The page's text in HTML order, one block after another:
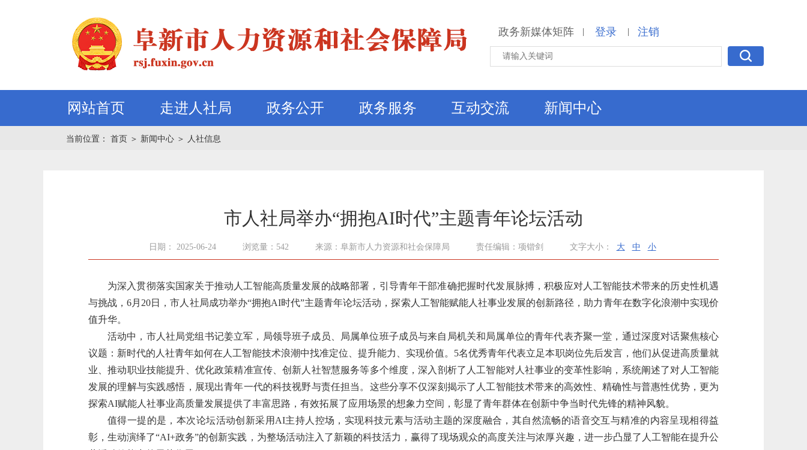
政务新媒体矩阵 | 登录 | 注销
网站首页 走进人社局 政务公开 政务服务 互动交流 新闻中心
当前位置： 首页 ＞ 新闻中心 ＞ 人社信息
市人社局举办“拥抱AI时代”主题青年论坛活动
日期： 2025-06-24 浏览量：542 来源：阜新市人力资源和社会保障局 责任编辑：项锴剑 文字大小： 大 中 小
为深入贯彻落实国家关于推动人工智能高质量发展的战略部署，引导青年干部准确把握时代发展脉搏，积极应对人工智能技术带来的历史性机遇
与挑战，6月20日，市人社局成功举办“拥抱AI时代”主题青年论坛活动，探索人工智能赋能人社事业发展的创新路径，助力青年在数字化浪潮中实现价
值升华。
活动中，市人社局党组书记姜立军，局领导班子成员、局属单位班子成员与来自局机关和局属单位的青年代表齐聚一堂，通过深度对话聚焦核心
议题：新时代的人社青年如何在人工智能技术浪潮中找准定位、提升能力、实现价值。5名优秀青年代表立足本职岗位先后发言，他们从促进高质量就
业、推动职业技能提升、优化政策精准宣传、创新人社智慧服务等多个维度，深入剖析了人工智能对人社事业的变革性影响，系统阐述了对人工智能
发展的理解与实践感悟，展现出青年一代的科技视野与责任担当。这些分享不仅深刻揭示了人工智能技术带来的高效性、精确性与普惠性优势，更为
探索AI赋能人社事业高质量发展提供了丰富思路，有效拓展了应用场景的想象力空间，彰显了青年群体在创新中争当时代先锋的精神风貌。
值得一提的是，本次论坛活动创新采用AI主持人控场，实现科技元素与活动主题的深度融合，其自然流畅的语音交互与精准的内容呈现相得益
彰，生动演绎了“AI+政务”的创新实践，为整场活动注入了新颖的科技活力，赢得了现场观众的高度关注与浓厚兴趣，进一步凸显了人工智能在提升公